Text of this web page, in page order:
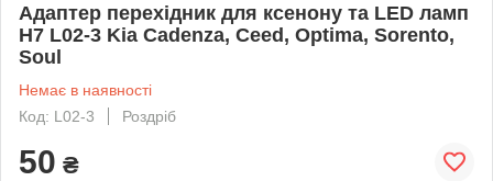
Адаптер перехідник для ксенону та LED ламп
H7 L02-3 Kia Cadenza, Ceed, Optima, Sorento,
Soul
Немає в наявності
Код: L02-3
Роздріб
50 ₴